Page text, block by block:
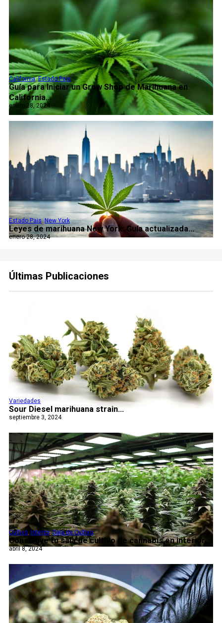
Guía para Iniciar un Grow Shop de Marihuana en
California...
California,Estado Pais
enero 28, 2024
Leyes de marihuana New York: Guía actualizada...
Estado Pais,New York
enero 28, 2024
Últimas Publicaciones
Sour Diesel marihuana strain...
Variedades
septiembre 3, 2024
Construye tu sala de cultivo de cannabis en interior...
Cultivo, Interior,Sala de Cultivo
abril 8, 2024